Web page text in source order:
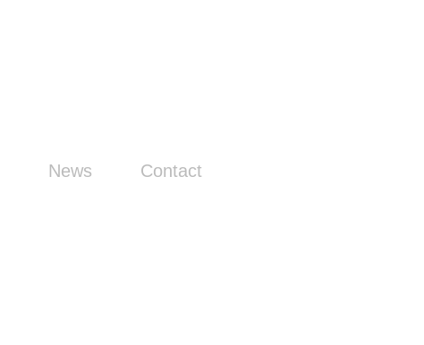
News Contact